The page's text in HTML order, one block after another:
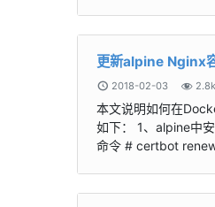
更新alpine Nginx
2018-02-03 2.8k
本文说明如何在
如下： 1、alpine中
命令 # certbot